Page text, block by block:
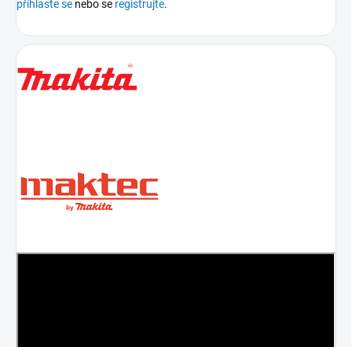
přihlaste se nebo se registrujte.